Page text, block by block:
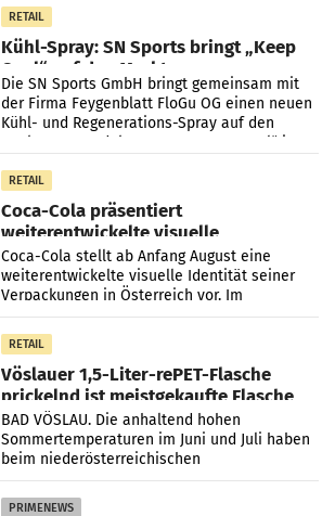
RETAIL
Kühl-Spray: SN Sports bringt „Keep
Cool“ auf den Markt
Die SN Sports GmbH bringt gemeinsam mit
der Firma Feygenblatt FloGu OG einen neuen
Kühl- und Regenerations-Spray auf den
Markt. Das Produkt namens „Keep Cool“ ist zu
RETAIL
Coca-Cola präsentiert
weiterentwickelte visuelle
Markenidentität
Coca-Cola stellt ab Anfang August eine
weiterentwickelte visuelle Identität seiner
Verpackungen in Österreich vor. Im
Mittelpunkt des Redesigns stehen zentrale
Gestaltungselemente
RETAIL
Vöslauer 1,5-Liter-rePET-Flasche
prickelnd ist meistgekaufte Flasche
Österreichs
BAD VÖSLAU. Die anhaltend hohen
Sommertemperaturen im Juni und Juli haben
beim niederösterreichischen
Getränkehersteller Vöslauer zu deutlichen
Absatzzuwächsen geführt. Während
PRIMENEWS